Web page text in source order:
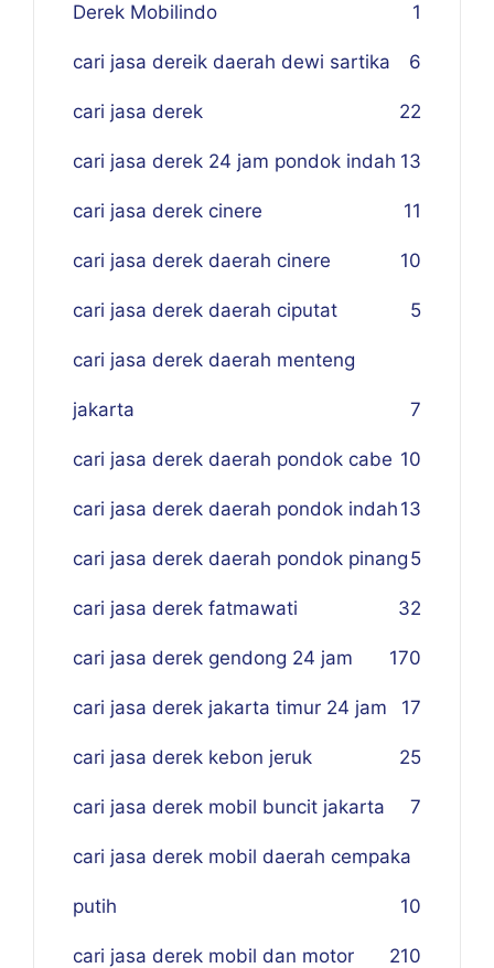
Derek Mobilindo 1
cari jasa dereik daerah dewi sartika 6
cari jasa derek 22
cari jasa derek 24 jam pondok indah 13
cari jasa derek cinere 11
cari jasa derek daerah cinere 10
cari jasa derek daerah ciputat 5
cari jasa derek daerah menteng
jakarta 7
cari jasa derek daerah pondok cabe 10
cari jasa derek daerah pondok indah 13
cari jasa derek daerah pondok pinang 5
cari jasa derek fatmawati 32
cari jasa derek gendong 24 jam 170
cari jasa derek jakarta timur 24 jam 17
cari jasa derek kebon jeruk 25
cari jasa derek mobil buncit jakarta 7
cari jasa derek mobil daerah cempaka
putih 10
cari jasa derek mobil dan motor 210